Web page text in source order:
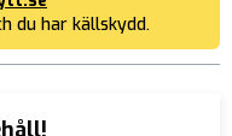
du har källskydd.